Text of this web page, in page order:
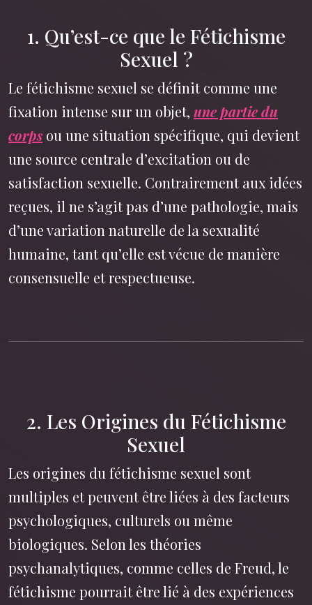
1. Qu’est-ce que le Fétichisme
Sexuel ?
Le fétichisme sexuel se définit comme une
fixation intense sur un objet, une partie du
corpsou une situation spécifique, qui devient
une source centrale d’excitation ou de
satisfaction sexuelle. Contrairement aux idées
reçues, il ne s’agit pas d’une pathologie, mais
d’une variation naturelle de la sexualité
humaine, tant qu’elle est vécue de manière
consensuelle et respectueuse.
2. Les Origines du Fétichisme
Sexuel
Les origines du fétichisme sexuel sont
multiples et peuvent être liées à des facteurs
psychologiques, culturels ou même
biologiques. Selon les théories
psychanalytiques, comme celles de Freud, le
fétichisme pourrait être lié à des expériences